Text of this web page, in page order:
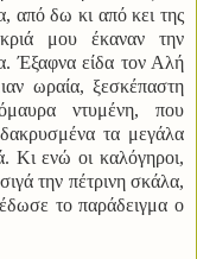
από δω κι από κει της
μου έκαναν την
Έξαφνα είδα τον Αλή
ωραία, ξεσκέπαστη
ντυμένη, που
τα μεγάλα
Κι ενώ οι καλόγηροι,
την πέτρινη σκάλα,
το παράδειγμα ο